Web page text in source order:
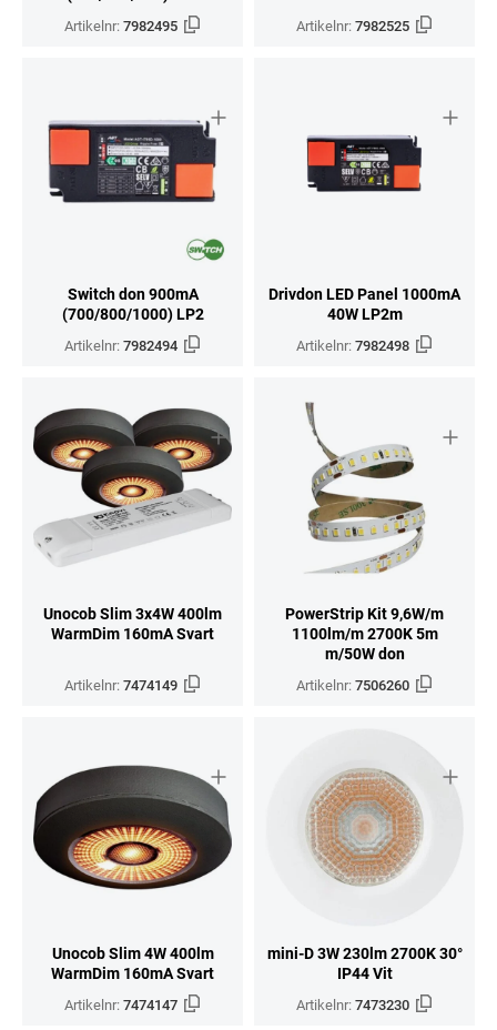
Artikelnr:7982495 Artikelnr:7982525
Switch don 900mA
(700/800/1000) LP2
Artikelnr:7982494
Drivdon LED Panel 1000mA
40W LP2m
Artikelnr:7982498
Unocob Slim 3x4W 400lm
WarmDim 160mA Svart
Artikelnr:7474149
PowerStrip Kit 9,6W/m
1100lm/m 2700K 5m
m/50W don
Artikelnr:7506260
Unocob Slim 4W 400lm
WarmDim 160mA Svart
Artikelnr:7474147
mini-D 3W 230lm 2700K 30°
IP44 Vit
Artikelnr:7473230